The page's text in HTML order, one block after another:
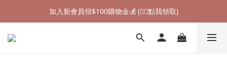
加入新會員領$100購物金💰 (👉🏻點我領取)
加入新會員領$100購物金💰 (👉🏻點我領取)
七夕情人節禮物❤85折起 (👉🏻點我探索)